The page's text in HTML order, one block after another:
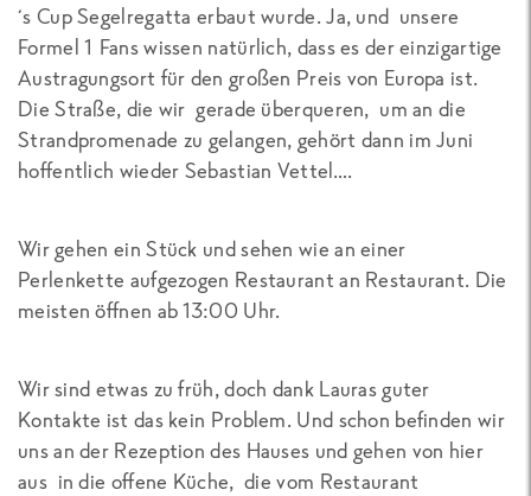
´s Cup Segelregatta erbaut wurde. Ja, und unsere
Formel 1 Fans wissen natürlich, dass es der einzigartige
Austragungsort für den großen Preis von Europa ist.
Die Straße, die wir gerade überqueren, um an die
Strandpromenade zu gelangen, gehört dann im Juni
hoffentlich wieder Sebastian Vettel….
Wir gehen ein Stück und sehen wie an einer
Perlenkette aufgezogen Restaurant an Restaurant. Die
meisten öffnen ab 13:00 Uhr.
Wir sind etwas zu früh, doch dank Lauras guter
Kontakte ist das kein Problem. Und schon befinden wir
uns an der Rezeption des Hauses und gehen von hier
aus in die offene Küche, die vom Restaurant